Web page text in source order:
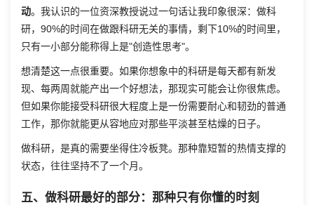
动。我认识的一位资深教授说过一句话让我印象很深：做科
研，90%的时间在做跟科研无关的事情，剩下10%的时间里，
只有一小部分能称得上是"创造性思考"。
想清楚这一点很重要。如果你想象中的科研是每天都有新发
现、每两周就能产出一个好想法，那现实可能会让你很焦虑。
但如果你能接受科研很大程度上是一份需要耐心和韧劲的普通
工作，那你就能更从容地应对那些平淡甚至枯燥的日子。
做科研，是真的需要坐得住冷板凳。那种靠短暂的热情支撑的
状态，往往坚持不了一个月。
五、做科研最好的部分：那种只有你懂的时刻